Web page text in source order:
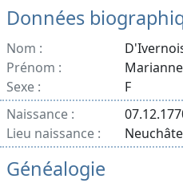
Données
Nom :
Prénom :
Sexe :
F
Naissance :
Lieu naissance :
Généalogie